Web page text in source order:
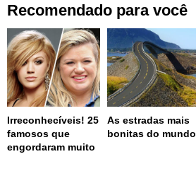
Recomendado para você
Irreconhecíveis! 25
famosos que
engordaram muito
As estradas mais
bonitas do mundo